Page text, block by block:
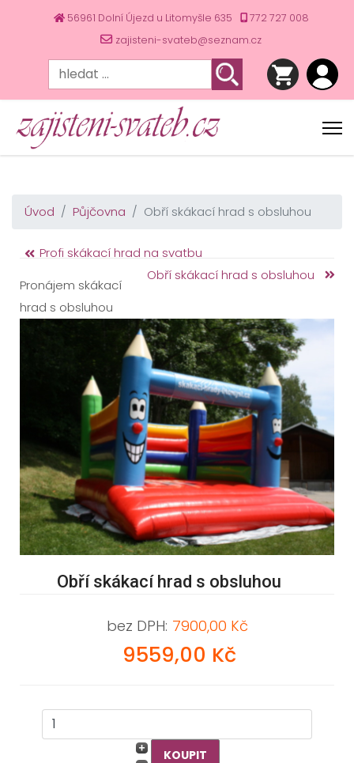
56961 Dolní Újezd u Litomyšle 635
772 727 008
zajisteni-svateb@seznam.cz
Úvod Půjčovna Obří skákací hrad s obsluhou
Profi skákací hrad na svatbu
Obří skákací hrad s obsluhou
Pronájem skákací
hrad s obsluhou
Obří skákací hrad s obsluhou
bez DPH: 7900,00 Kč
9559,00 Kč